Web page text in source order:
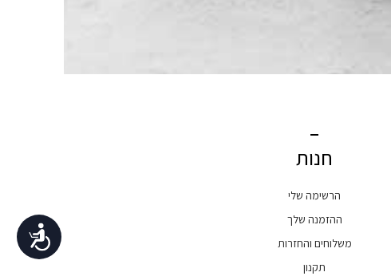
נגישות
חנות
הרשימה שלי
ההזמנה שלך
משלוחים והחזרות
תקנון